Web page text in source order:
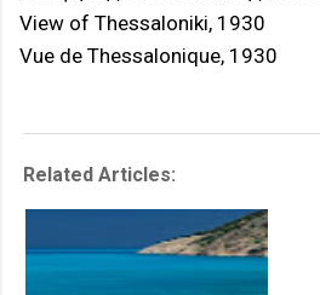
View of Thessaloniki, 1930
Vue de Thessalonique, 1930
Related Articles: